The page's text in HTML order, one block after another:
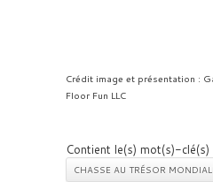
Crédit image et présentation :
Floor Fun LLC
Contient le(s) mot(s)-clé(s)
CHASSE AU TRÉSOR